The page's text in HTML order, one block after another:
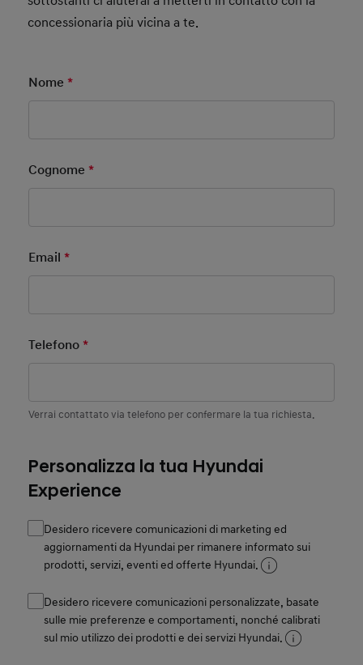
concessionaria più vicina a te.
Nome *Mandatory Field
Cognome *Mandatory Field
Email *Mandatory Field
Telefono *Mandatory Field
Verrai contattato via telefono per confermare la tua richiesta.
Personalizza la tua Hyundai
Experience
Desidero ricevere comunicazioni di marketing ed
aggiornamenti da Hyundai per rimanere informato sui
prodotti, servizi, eventi ed offerte Hyundai.
Desidero ricevere comunicazioni personalizzate, basate
sulle mie preferenze e comportamenti, nonché calibrati
sul mio utilizzo dei prodotti e dei servizi Hyundai.